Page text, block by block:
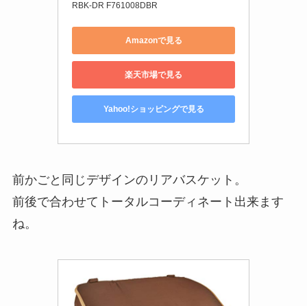
RBK-DR F761008DBR
Amazonで見る
楽天市場で見る
Yahoo!ショッピングで見る
前かごと同じデザインのリアバスケット。
前後で合わせてトータルコーディネート出来ます
ね。